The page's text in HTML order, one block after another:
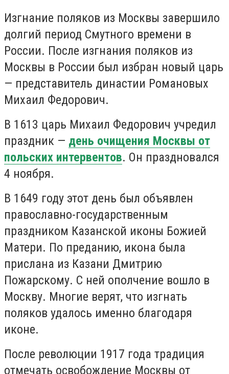
Изгнание поляков из Москвы завершило
долгий период Смутного времени в
России. После изгнания поляков из
Москвы в России был избран новый царь
— представитель династии Романовых
Михаил Федорович.
В 1613 царь Михаил Федорович учредил
праздник — день очищения Москвы от
польских интервентов. Он праздновался
4 ноября.
В 1649 году этот день был объявлен
православно-государственным
праздником Казанской иконы Божией
Матери. По преданию, икона была
прислана из Казани Дмитрию
Пожарскому. С ней ополчение вошло в
Москву. Многие верят, что изгнать
поляков удалось именно благодаря
иконе.
После революции 1917 года традиция
отмечать освобождение Москвы от